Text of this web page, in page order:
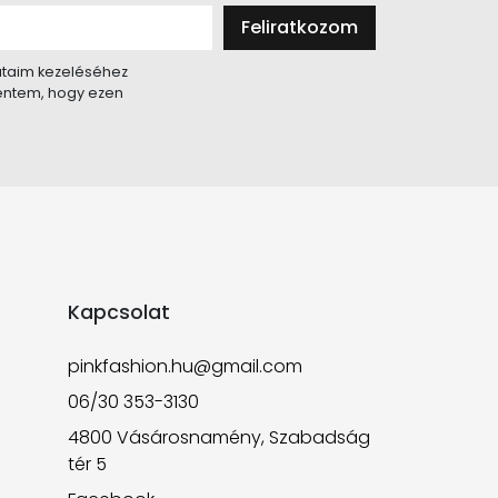
Feliratkozom
kezeléséhez
hogy ezen
Kapcsolat
pinkfashion.hu@gmail.com
06/30 353-3130
4800 Vásárosnamény, Szabadság
tér 5